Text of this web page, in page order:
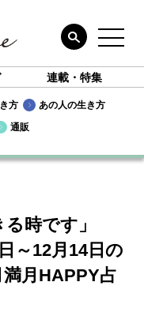
連載・特集
方
あの人の生き方
通販
時です」
～12月14日の
月HAPPY占